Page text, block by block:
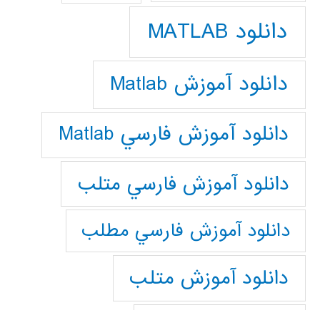
دانلود MATLAB
دانلود آموزش Matlab
دانلود آموزش فارسي Matlab
دانلود آموزش فارسي متلب
دانلود آموزش فارسي مطلب
دانلود آموزش متلب